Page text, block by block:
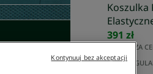
Koszulka
391 zł
NAJNIŻSZA
CENA
Kontynuuj bez akceptacji